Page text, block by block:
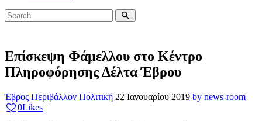
Επίσκεψη Φάμελλου στο Κέντρο
Πληροφόρησης Δέλτα Έβρου
Έβρος Περιβάλλον Πολιτική 22 Ιανουαρίου 2019 by news-room
0Likes